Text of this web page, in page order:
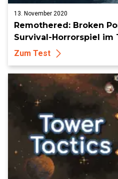
13. November 2020
Remothered: Broken
Survival-Horrorspiel im
Zum Test